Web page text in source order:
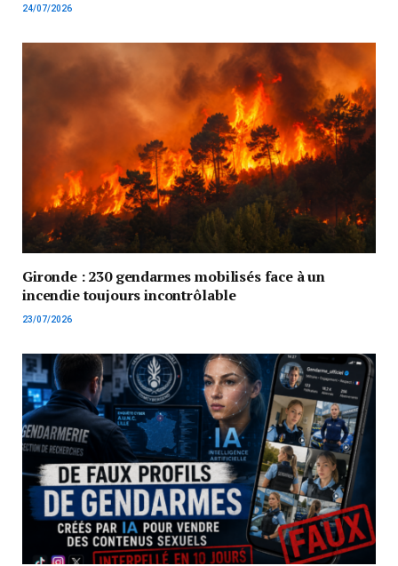
24/07/2026
Gironde : 230 gendarmes mobilisés face à un
incendie toujours incontrôlable
23/07/2026